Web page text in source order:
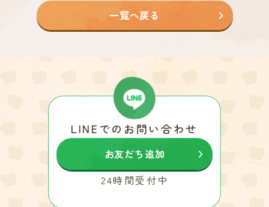
一覧へ戻る
LINEでのお問い合わせ
お友だち追加
24時間受付中